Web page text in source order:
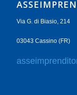
Via G. di Biasio, 214
03043 Cassino (FR)